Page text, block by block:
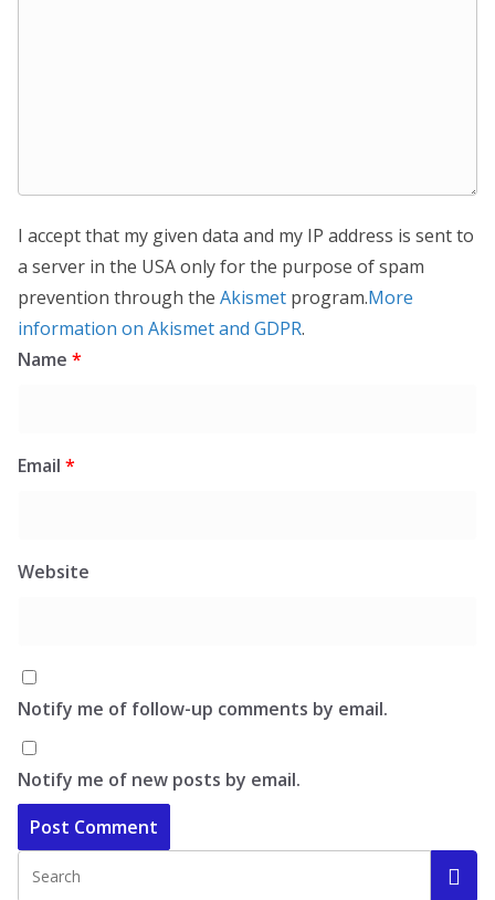
I accept that my given data and my IP address is sent to
a server in the USA only for the purpose of spam
prevention through the Akismet program.More
information on Akismet and GDPR.
Name *
Email *
Website
Notify me of follow-up comments by email.
Notify me of new posts by email.